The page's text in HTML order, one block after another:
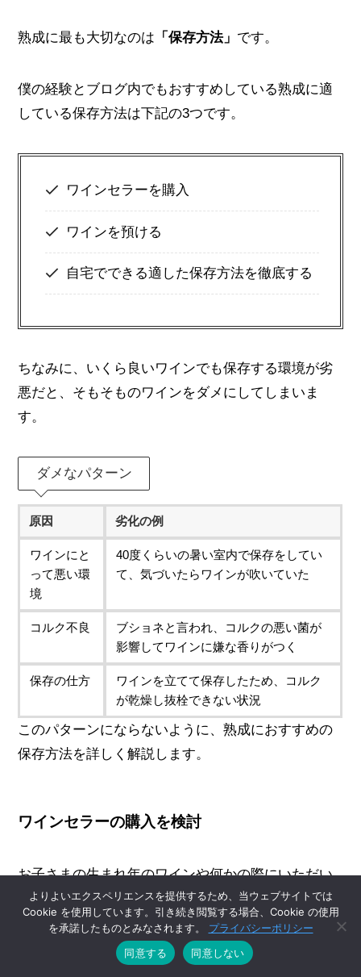
熟成に最も大切なのは 「保存方法」 です。
僕の経験とブログ内でもおすすめしている熟成に適
している保存方法は下記の3つです。
ワインセラーを購入
ワインを預ける
自宅でできる適した保存方法を徹底する
ちなみに、いくら良いワインでも保存する環境が劣
悪だと、そもそものワインをダメにしてしまいま
す。
ダメなパターン
原因 劣化の例
ワインにと
って悪い環
境
40度くらいの暑い室内で保存をしてい
て、気づいたらワインが吹いていた
コルク不良
ブショネと言われ、コルクの悪い菌が
影響してワインに嫌な香りがつく
保存の仕方
ワインを立てて保存したため、コルク
が乾燥し抜栓できない状況
このパターンにならないように、熟成におすすめの
保存方法を詳しく解説します。
ワインセラーの購入を検討
お子さまの生まれ年のワインや何かの際にいただい
た良いワインなど、長期に熟成させる目的があれば
ワインセラーの購入がおすすめです。
よりよいエクスペリエンスを提供するため、当ウェブサイトでは
Cookie を使用しています。引き続き閲覧する場合、Cookie の使用
を承諾したものとみなされます。 プライバシーポリシー
同意する
同意しない